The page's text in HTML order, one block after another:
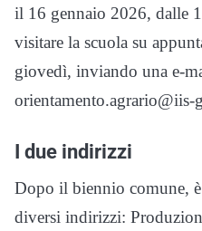
il 16 gennaio 2026, dalle
visitare la scuola su
giovedì, inviando una e-
orientamento.agrario@iis-
I due indirizzi
Dopo il biennio comune,
diversi indirizzi: